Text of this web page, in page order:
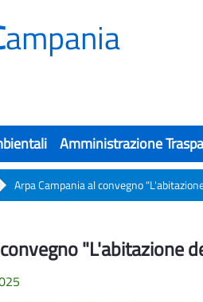
ampania
Amministrazione
Arpa Campania al convegno
"L'abitazione